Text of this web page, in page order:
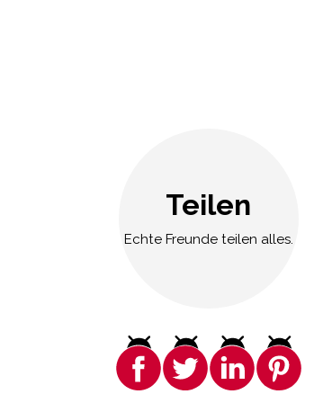
Teilen
Echte Freunde teilen alles.